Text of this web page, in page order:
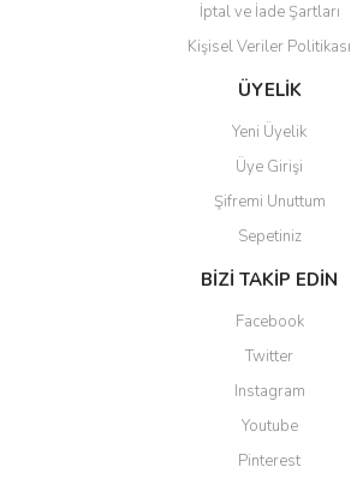
İptal ve İade Şartları
Kişisel Veriler Politikası
ÜYELİK
Yeni Üyelik
Üye Girişi
Şifremi Unuttum
Sepetiniz
BİZİ TAKİP EDİN
Facebook
Twitter
Instagram
Youtube
Pinterest